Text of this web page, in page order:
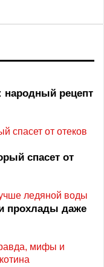
народный рецепт
спасет от
прохлады даже